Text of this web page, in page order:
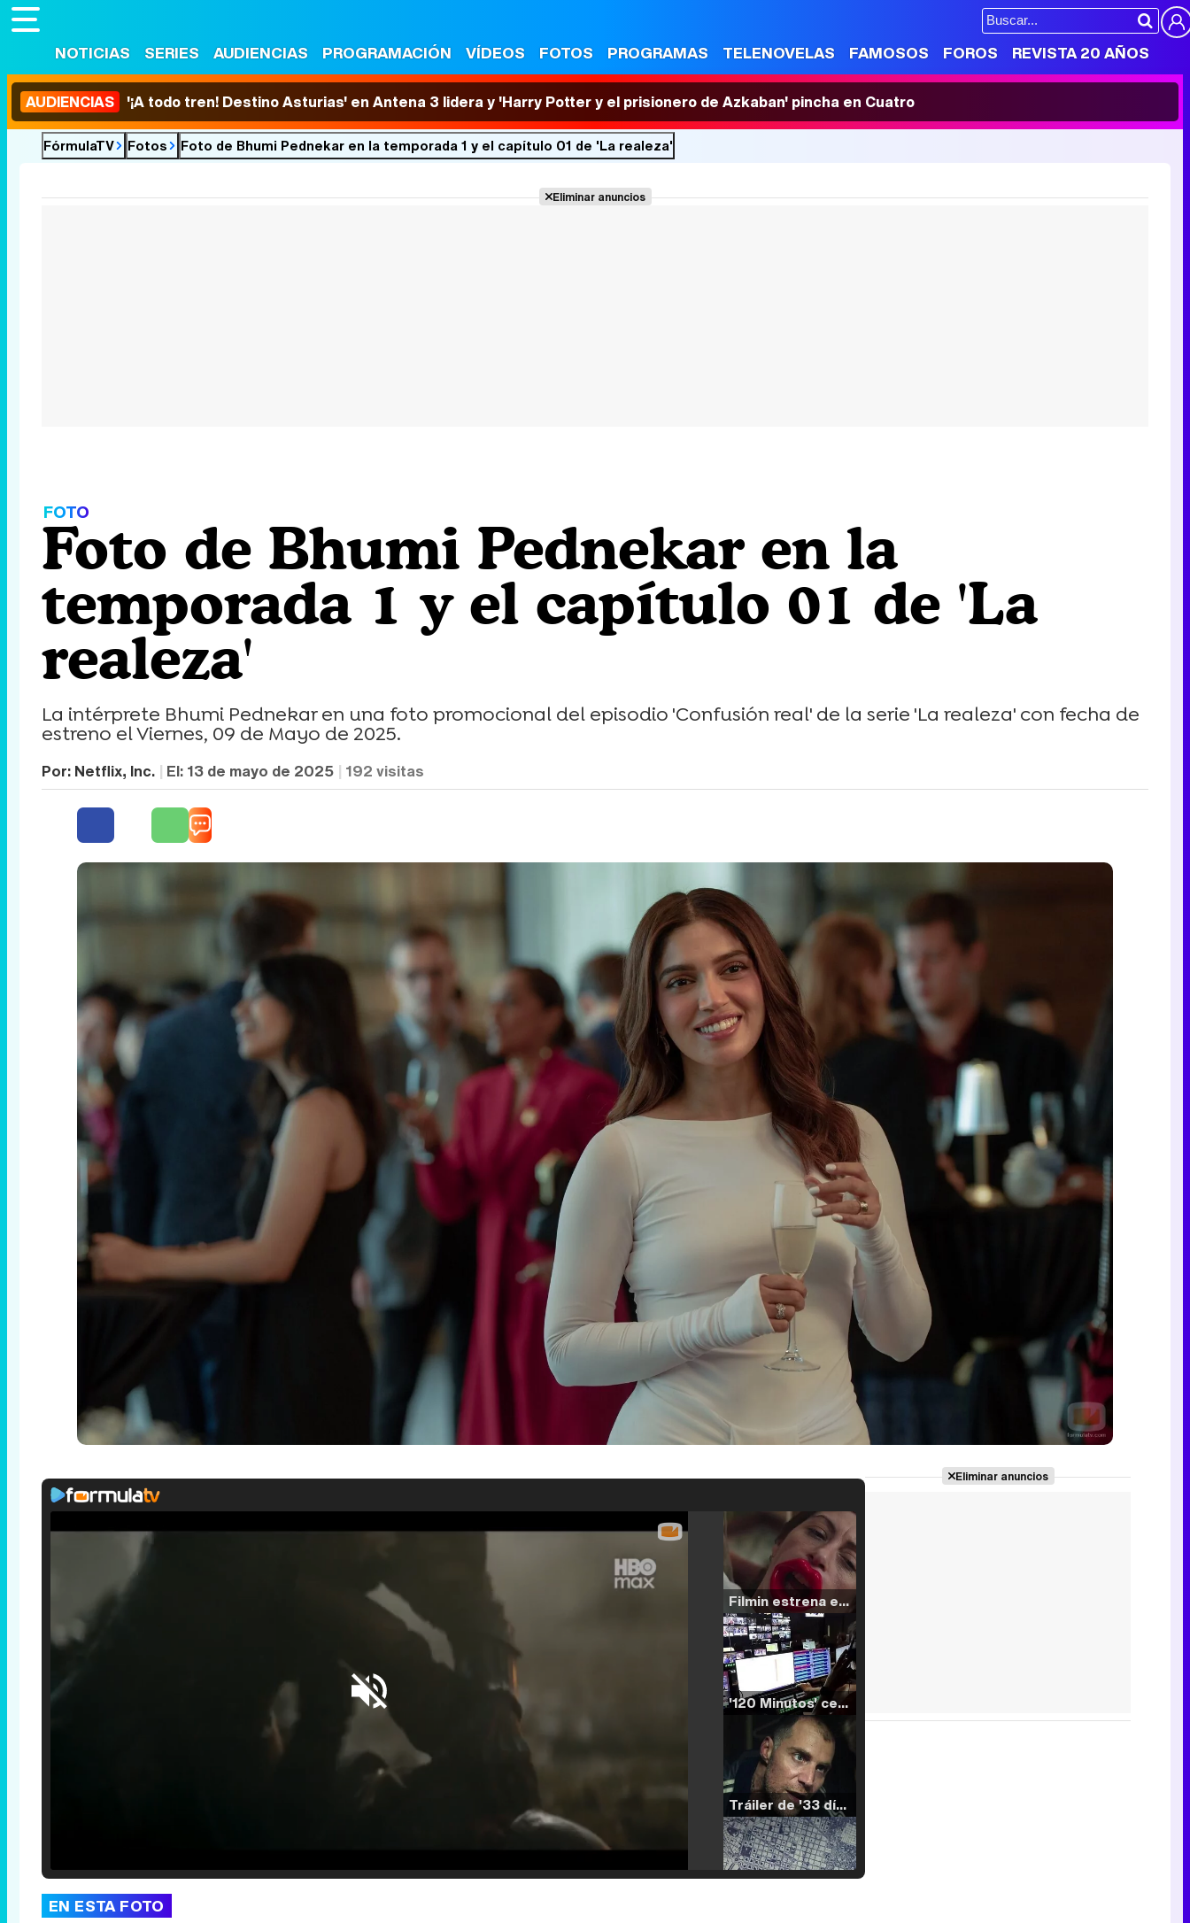
NOTICIAS SERIES AUDIENCIAS PROGRAMACIÓN VÍDEOS FOTOS PROGRAMAS TELENOVELAS FAMOSOS FOROS REVISTA 20 AÑOS
AUDIENCIAS '¡A todo tren! Destino Asturias' en Antena 3 lidera y 'Harry Potter y el prisionero de Azkaban' pincha en Cuatro
FórmulaTV Fotos Foto de Bhumi Pednekar en la temporada 1 y el capítulo 01 de 'La realeza'
Eliminar anuncios
FOTO
Foto de Bhumi Pednekar en la
temporada 1 y el capítulo 01 de 'La
realeza'
La intérprete Bhumi Pednekar en una foto promocional del episodio 'Confusión real' de la serie 'La realeza' con fecha de
estreno el Viernes, 09 de Mayo de 2025.
Por: Netflix, Inc. El: 13 de mayo de 2025 192 visitas
Filmin estrena el tráiler de 'Millennial Mal', su nueva comedia universitaria de la mano de Lorena Iglesias
'120 Minutos' celebra sus 2.000 programas en Telemadrid con un vídeo del día a día en la redacción
Tráiler de '33 días', la nueva serie de Atresplayer con Julián Villagrán y José Manuel Poga
EN ESTA FOTO
Eliminar anuncios